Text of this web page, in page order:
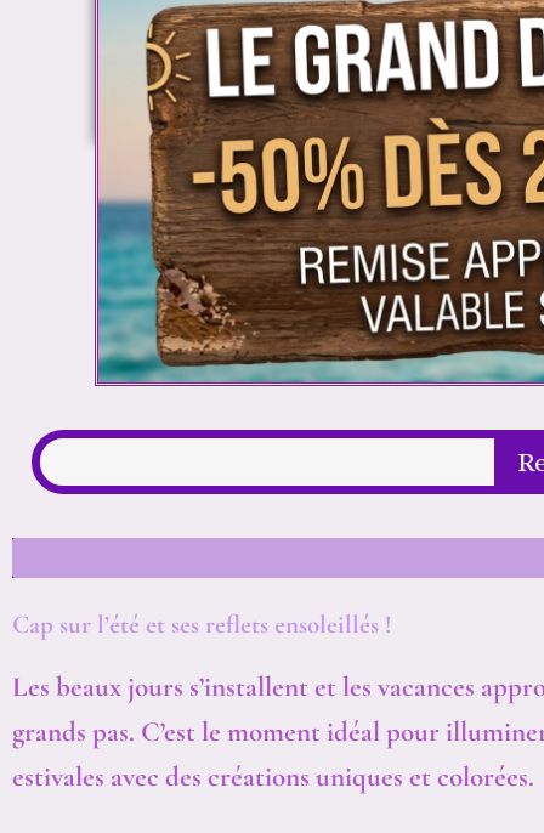
Cap sur l’été et ses reflets ensoleillés !
Les beaux jours s’installent et les vacances
grands pas. C’est le moment idéal pour
estivales avec des créations uniques et colorées.